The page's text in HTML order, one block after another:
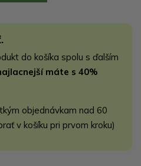
do košíka spolu s ďalším
máte s 40%
objednávkam nad 60
v košíku pri prvom kroku)